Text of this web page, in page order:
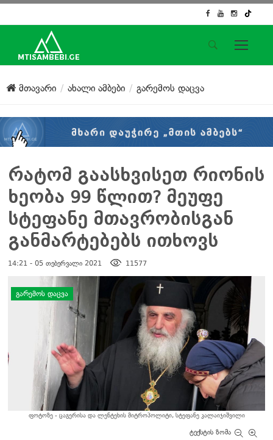
საიტის მენიუ
მთავარი
ქართული საქმე
კონტაქტი
სოციალური ქსელები
მთავარი ახალი ამბები გარემოს დაცვა
რატომ გაასხვისეთ რიონის
ხეობა 99 წლით? მეუფე
სტეფანე მთავრობისგან
განმარტებებს ითხოვს
14:21 - 05 თებერვალი 2021 11577
დატოვე კომენტარი
ᲒᲐᲠᲔᲛᲝᲡ ᲓᲐᲪᲕᲐ
ფოტოზე - ცაგერისა და ლენტეხის მიტროპოლიტი, სტეფანე კალაიჯიშვილი
ტექსტის ზომა